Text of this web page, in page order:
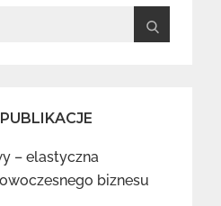
– elastyczna
biznesu